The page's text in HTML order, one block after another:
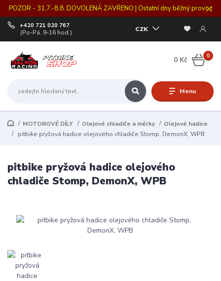
POZOR - 31.7.-8.8. DOVOLENÁ ZAVŘENO | Ostatní dny běžný provoz
Menu
CZK
+420 721 020 767
(Po-Pá, 9-16 hod.)
0
0 Kč
MOTOROVÉ DÍLY Olejové chladiče a měrky
Olejové hadice
pitbike pryžová hadice olejového chladiče Stomp, DemonX, WPB
pitbike pryžová hadice olejového
chladiče Stomp, DemonX, WPB